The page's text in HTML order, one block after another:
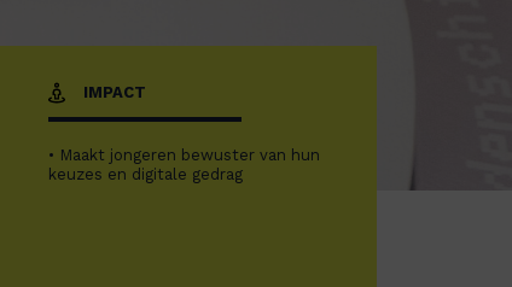
IMPACT
• Maakt jongeren bewuster van hun
keuzes en digitale gedrag